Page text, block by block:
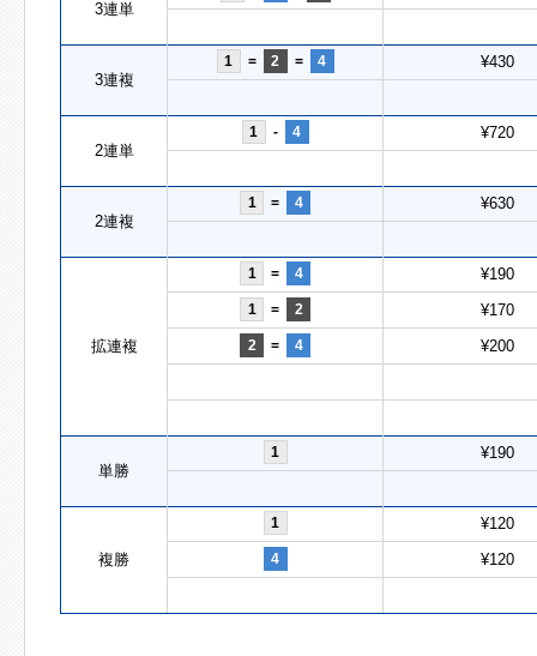
3連単
3連複
1 = 2 = 4 ¥430
2連単
1 - 4 ¥720
2連複
1 = 4 ¥630
拡連複
1 = 4 ¥190
1 = 2 ¥170
2 = 4 ¥200
単勝
1 ¥190
複勝
1 ¥120
4 ¥120